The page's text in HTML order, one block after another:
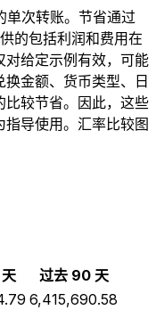
次转账。节省通过
的包括利润和费用在
对给定示例有效，可能
金额、货币类型、日
比较节省。因此，这些
导使用。汇率比较图
过去 90 天
6,415,690.58